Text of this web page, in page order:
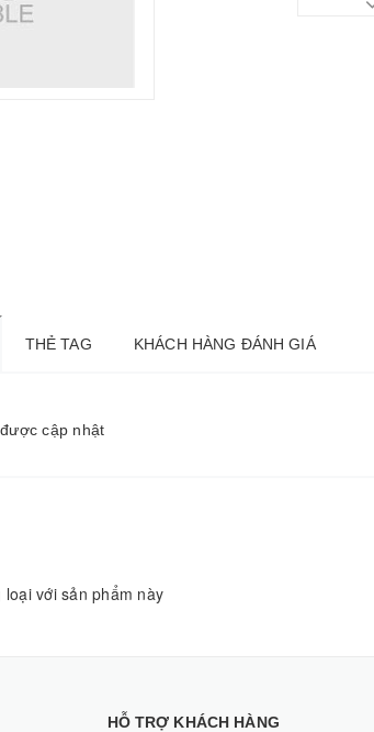
THẺ TAG KHÁCH HÀNG ĐÁNH GIÁ
cập nhật
với sản phẩm này
HỖ TRỢ KHÁCH HÀNG